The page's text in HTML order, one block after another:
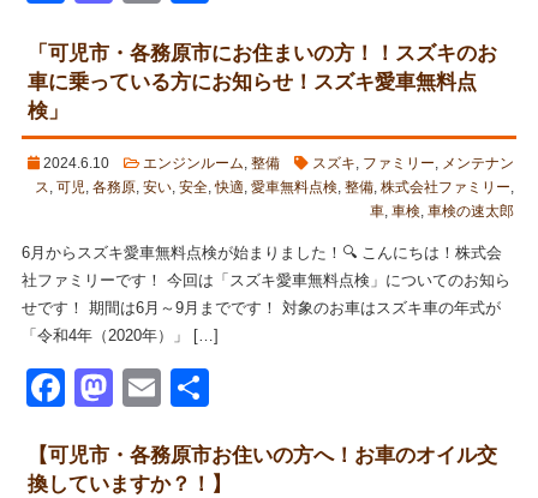
「可児市・各務原市にお住まいの方！！スズキのお
車に乗っている方にお知らせ！スズキ愛車無料点
検」
2024.6.10 エンジンルーム 整備 スズキ ファミリー
メンテナン
ス
可児 各務原, 安い, 安全,快適 愛車無料点検 整備, 株式会社ファミリー
車, 車検 車検の速太郎
6月からスズキ愛車無料点検が始まりました！🔍 こんにちは！株式会
社ファミリーです！ 今回は「スズキ愛車無料点検」についてのお知ら
せです！ 期間は6月～9月までです！ 対象のお車はスズキ車の年式が
「令和4年（2020年）」 […]
Facebook
Mastodon
Email
【可児市・各務原市お住いの方へ！お車のオイル交
換していますか？！】